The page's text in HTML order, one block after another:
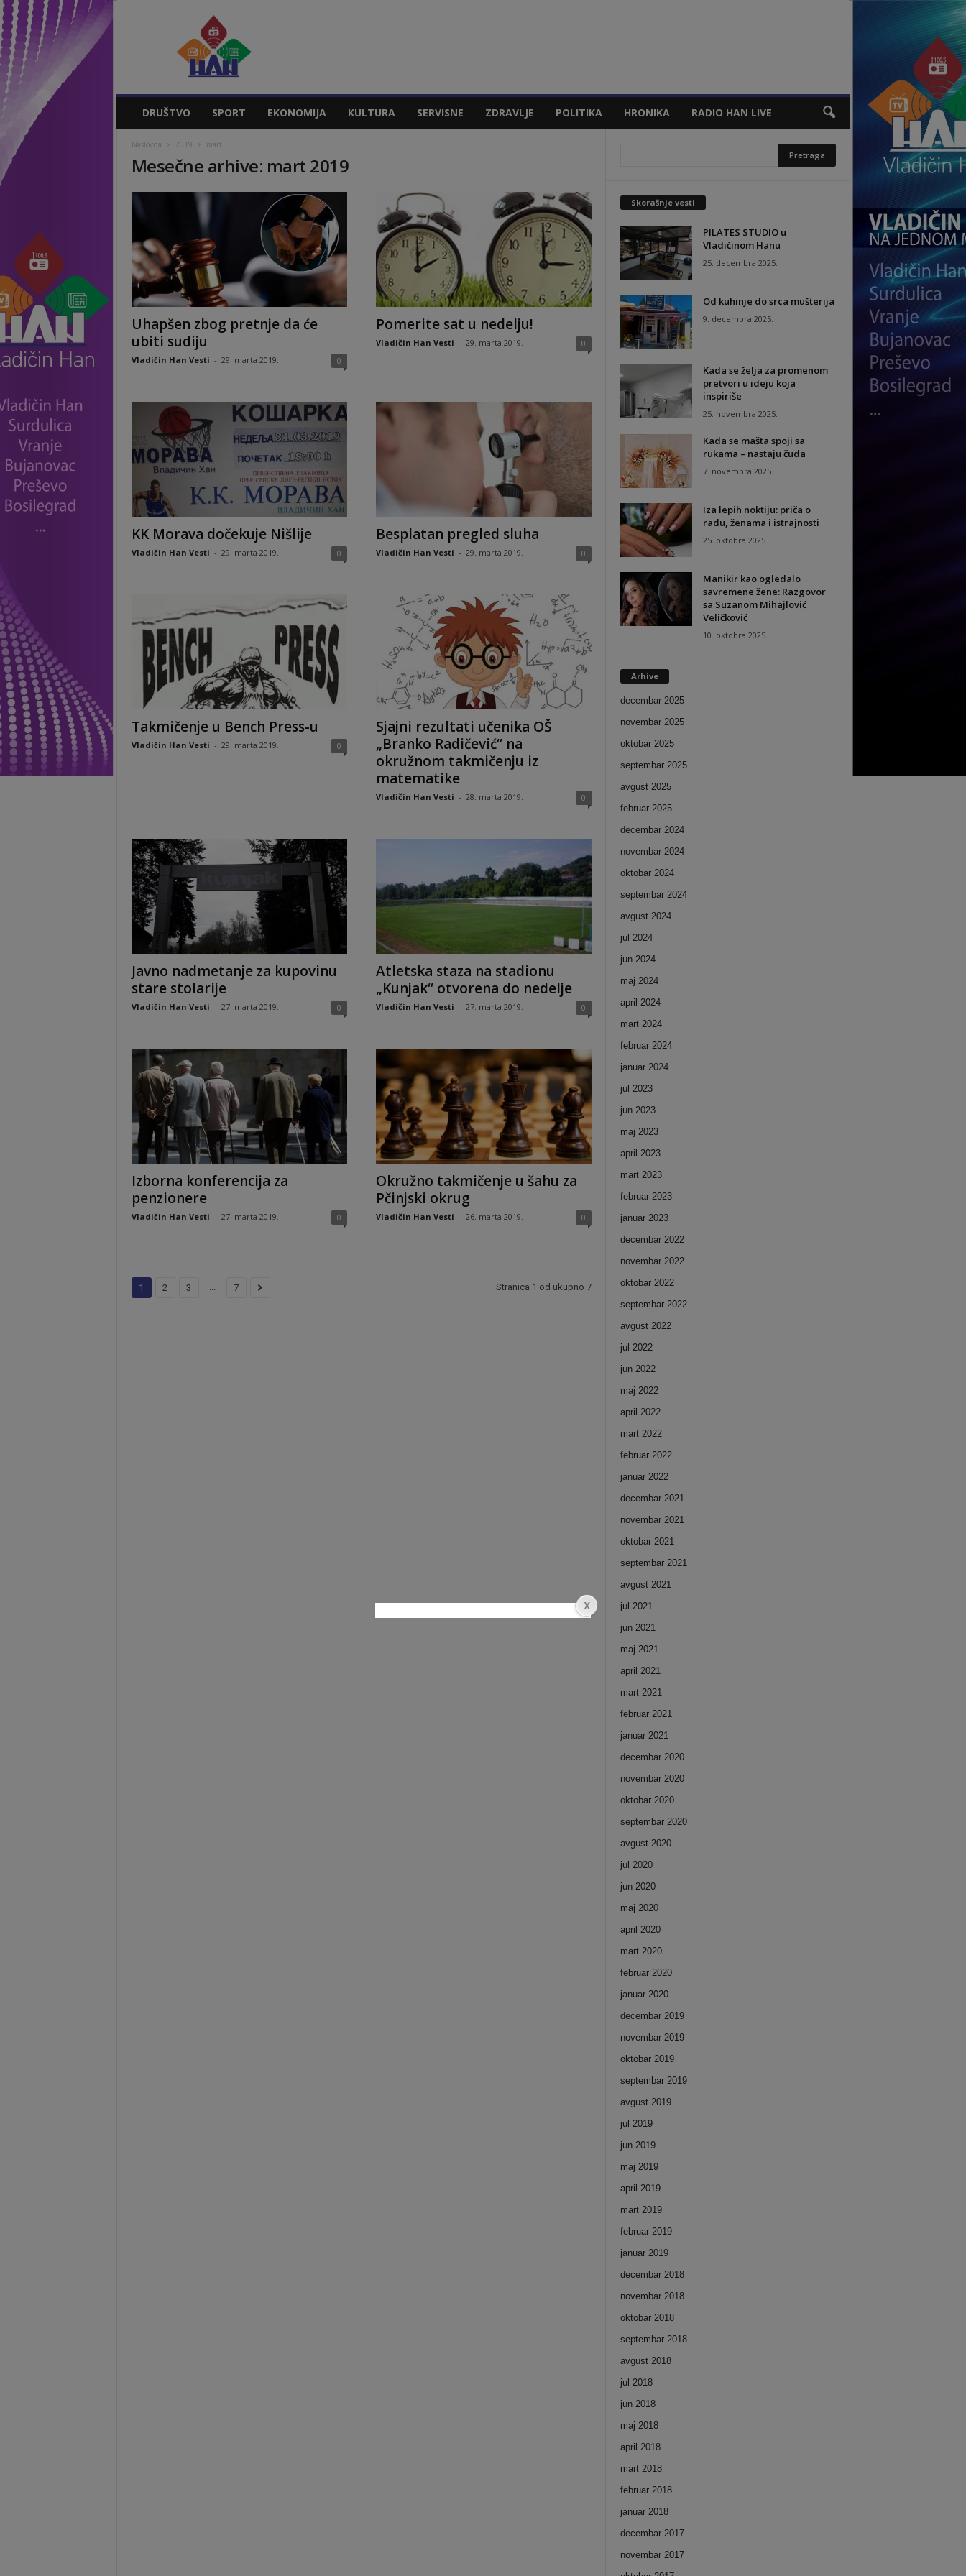
DRUŠTVO SPORT EKONOMIJA KULTURA SERVISNE ZDRAVLJE POLITIKA HRONIKA RADIO HAN LIVE
Naslovna 2019 mart
Mesečne arhive: mart 2019
Uhapšen zbog pretnje da će
ubiti sudiju
Vladičin Han Vesti - 29. marta 2019. 0
Pomerite sat u nedelju!
Vladičin Han Vesti - 29. marta 2019. 0
KK Morava dočekuje Nišlije
Vladičin Han Vesti - 29. marta 2019. 0
Besplatan pregled sluha
Vladičin Han Vesti - 29. marta 2019. 0
Takmičenje u Bench Press-u
Vladičin Han Vesti - 29. marta 2019. 0
Sjajni rezultati učenika OŠ
„Branko Radičević“ na
okružnom takmičenju iz
matematike
Vladičin Han Vesti - 28. marta 2019. 0
Javno nadmetanje za kupovinu
stare stolarije
Vladičin Han Vesti - 27. marta 2019. 0
Atletska staza na stadionu
„Kunjak“ otvorena do nedelje
Vladičin Han Vesti - 27. marta 2019. 0
Izborna konferencija za
penzionere
Vladičin Han Vesti - 27. marta 2019. 0
Okružno takmičenje u šahu za
Pčinjski okrug
Vladičin Han Vesti - 26. marta 2019. 0
1 2 3 ... 7 Stranica 1 od ukupno 7
Skorašnje vesti
PILATES STUDIO u
Vladičinom Hanu
25. decembra 2025.
Od kuhinje do srca mušterija
9. decembra 2025.
Kada se želja za promenom
pretvori u ideju koja
inspiriše
25. novembra 2025.
Kada se mašta spoji sa
rukama – nastaju čuda
7. novembra 2025.
Iza lepih noktiju: priča o
radu, ženama i istrajnosti
25. oktobra 2025.
Manikir kao ogledalo
savremene žene: Razgovor
sa Suzanom Mihajlović
Veličković
10. oktobra 2025.
Arhive
decembar 2025
novembar 2025
oktobar 2025
septembar 2025
avgust 2025
februar 2025
decembar 2024
novembar 2024
oktobar 2024
septembar 2024
avgust 2024
jul 2024
jun 2024
maj 2024
april 2024
mart 2024
februar 2024
januar 2024
jul 2023
jun 2023
maj 2023
april 2023
mart 2023
februar 2023
januar 2023
decembar 2022
novembar 2022
oktobar 2022
septembar 2022
avgust 2022
jul 2022
jun 2022
maj 2022
april 2022
mart 2022
februar 2022
januar 2022
decembar 2021
novembar 2021
oktobar 2021
septembar 2021
avgust 2021
jul 2021
jun 2021
maj 2021
april 2021
mart 2021
februar 2021
januar 2021
decembar 2020
novembar 2020
oktobar 2020
septembar 2020
avgust 2020
jul 2020
jun 2020
maj 2020
april 2020
mart 2020
februar 2020
januar 2020
decembar 2019
novembar 2019
oktobar 2019
septembar 2019
avgust 2019
jul 2019
jun 2019
maj 2019
april 2019
mart 2019
februar 2019
januar 2019
decembar 2018
novembar 2018
oktobar 2018
septembar 2018
avgust 2018
jul 2018
jun 2018
maj 2018
april 2018
mart 2018
februar 2018
januar 2018
decembar 2017
novembar 2017